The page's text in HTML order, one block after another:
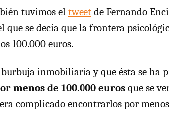
tuvimos el tweet de Fernando
que se decía que la frontera
100.000 euros.
inmobiliaria y que ésta se ha
menos de 100.000 euros que se
complicado encontrarlos por